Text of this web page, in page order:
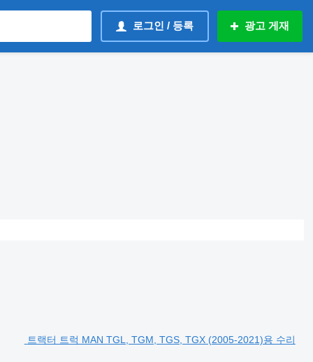
로그인 / 등록 광고 게재
트랙터 트럭 MAN TGL, TGM, TGS, TGX (2005-2021)용 수리